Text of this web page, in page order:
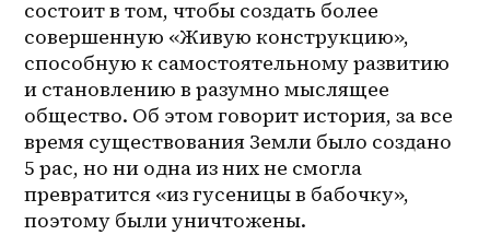
состоит в том, чтобы создать более
совершенную «Живую конструкцию»,
способную к самостоятельному развитию
и становлению в разумно мыслящее
общество. Об этом говорит история, за все
время существования Земли было создано
5 рас, но ни одна из них не смогла
превратится «из гусеницы в бабочку»,
поэтому были уничтожены.